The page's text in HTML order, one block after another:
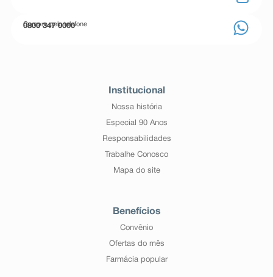
Compre pelo telefone
0800 347 0000
Institucional
Nossa história
Especial 90 Anos
Responsabilidades
Trabalhe Conosco
Mapa do site
Benefícios
Convênio
Ofertas do mês
Farmácia popular